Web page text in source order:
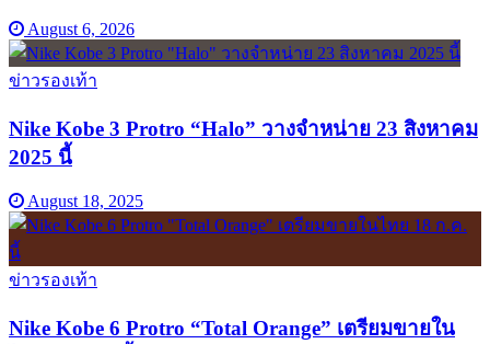
August 6, 2026
ข่าวรองเท้า
Nike Kobe 3 Protro “Halo” วางจำหน่าย 23 สิงหาคม
2025 นี้
August 18, 2025
ข่าวรองเท้า
Nike Kobe 6 Protro “Total Orange” เตรียมขายใน